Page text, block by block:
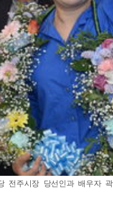
전주시장 당선인과 배우자